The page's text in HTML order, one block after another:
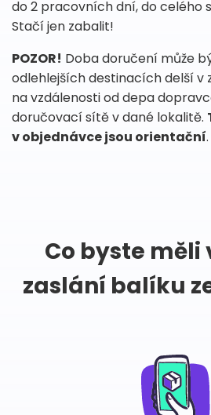
do 2 pracovních dní, do celého
Stačí jen zabalit!
POZOR! Doba doručení může
odlehlejších destinacích delší v
na vzdálenosti od depa
doručovací sítě v dané lokalitě.
v objednávce jsou orientační.
Co byste měli
zaslání balíku